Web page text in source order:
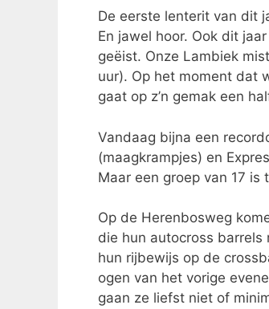
De eerste lenterit van dit
En jawel hoor. Ook dit
geëist. Onze Lambiek
uur). Op het moment dat
gaat op z’n gemak een
Vandaag bijna een
(maagkrampjes) en
Maar een groep van 17 is
Op de Herenbosweg
die hun autocross
hun rijbewijs op de
ogen van het vorige
gaan ze liefst niet of